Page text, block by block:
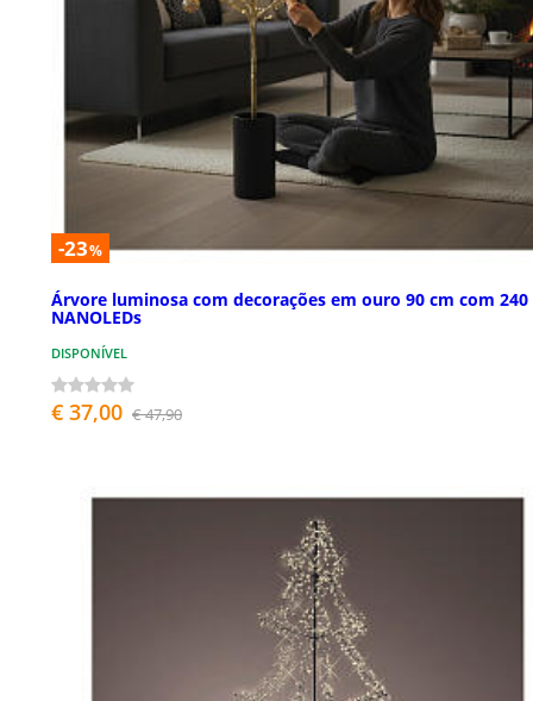
-23%
Árvore luminosa com decorações em ouro 90 cm com 240
NANOLEDs
DISPONÍVEL
€ 37,00 € 47,90